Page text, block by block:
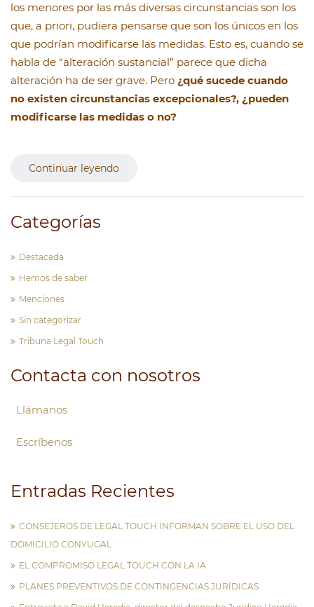
los menores por las más diversas circunstancias son los
que, a priori, pudiera pensarse que son los únicos en los
que podrían modificarse las medidas. Esto es, cuando se
habla de “alteración sustancial” parece que dicha
alteración ha de ser grave. Pero ¿qué sucede cuando
no existen circunstancias excepcionales?, ¿pueden
modificarse las medidas o no?
Continuar leyendo
Categorías
Destacada
Hemos de saber
Menciones
Sin categorizar
Tribuna Legal Touch
Contacta con nosotros
Llámanos
Escríbenos
Entradas Recientes
CONSEJEROS DE LEGAL TOUCH INFORMAN SOBRE EL USO DEL
DOMICILIO CONYUGAL
EL COMPROMISO LEGAL TOUCH CON LA IA
PLANES PREVENTIVOS DE CONTINGENCIAS JURÍDICAS